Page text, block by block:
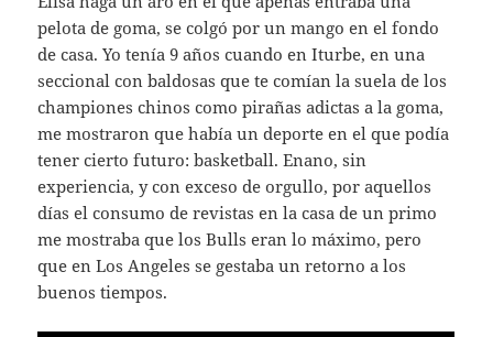
pelota de goma, se colgó por un mango en el fondo
de casa. Yo tenía 9 años cuando en Iturbe, en una
seccional con baldosas que te comían la suela de los
championes chinos como pirañas adictas a la goma,
me mostraron que había un deporte en el que podía
tener cierto futuro: basketball. Enano, sin
experiencia, y con exceso de orgullo, por aquellos
días el consumo de revistas en la casa de un primo
me mostraba que los Bulls eran lo máximo, pero
que en Los Angeles se gestaba un retorno a los
buenos tiempos.